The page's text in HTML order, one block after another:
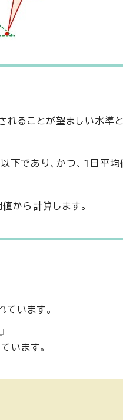
ることが望ましい水準
であり、かつ、1日平均
から計算します。
います。
います。